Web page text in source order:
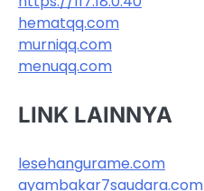
hematqq.com
murniqq.com
menuqq.com
LINK LAINNYA
lesehangurame.com
ayambakar7saudara.com